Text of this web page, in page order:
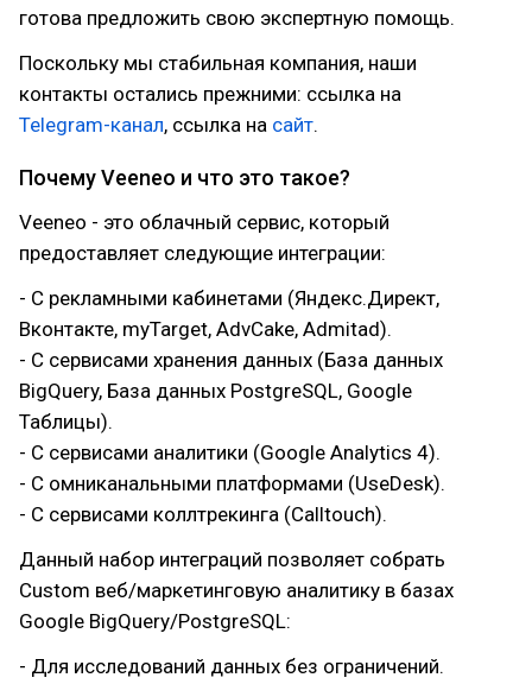
готова предложить свою экспертную помощь.
Поскольку мы стабильная компания, наши
контакты остались прежними: ссылка на
Telegram-канал, ссылка на сайт.
Почему Veeneo и что это такое?
Veeneo - это облачный сервис, который
предоставляет следующие интеграции:
- С рекламными кабинетами (Яндекс.Директ,
Вконтакте, myTarget, AdvCake, Admitad).
- С сервисами хранения данных (База данных
BigQuery, База данных PostgreSQL, Google
Таблицы).
- С сервисами аналитики (Google Analytics 4).
- С омниканальными платформами (UseDesk).
- С сервисами коллтрекинга (Calltouch).
Данный набор интеграций позволяет собрать
Custom веб/маркетинговую аналитику в базах
Google BigQuery/PostgreSQL:
- Для исследований данных без ограничений.